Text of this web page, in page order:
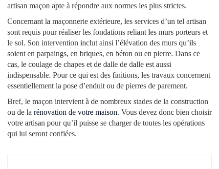
artisan maçon apte à répondre aux normes les plus strictes.
Concernant la maçonnerie extérieure, les services d’un tel artisan
sont requis pour réaliser les fondations reliant les murs porteurs et
le sol. Son intervention inclut ainsi l’élévation des murs qu’ils
soient en parpaings, en briques, en béton ou en pierre. Dans ce
cas, le coulage de chapes et de dalle de dalle est aussi
indispensable. Pour ce qui est des finitions, les travaux concernent
essentiellement la pose d’enduit ou de pierres de parement.
Bref, le maçon intervient à de nombreux stades de la construction
ou de la rénovation de votre maison. Vous devez donc bien choisir
votre artisan pour qu’il puisse se charger de toutes les opérations
qui lui seront confiées.